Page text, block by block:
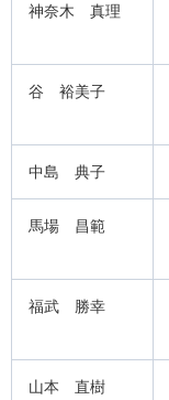
神奈木 真理
谷 裕美子
中島 典子
馬場 昌範
福武 勝幸
山本 直樹